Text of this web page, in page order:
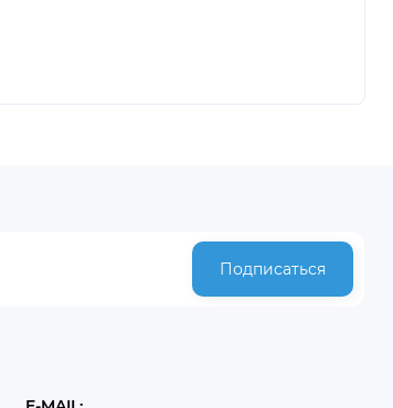
Подписаться